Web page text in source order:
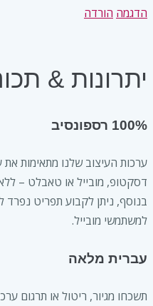
הדגמה הורדה
יתרונות &
100% רספונסיב
ערכות העיצוב שלנו מתאימות
דסקטופ, מובייל או טאבלט –
בנוסף, ניתן לקבוע תפריט נפרד
למשתמשי מובייל.
עברית מלאה
תשכחו מגיור, ריטול או תרגום